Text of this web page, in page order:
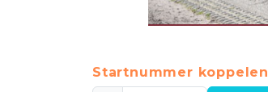
Startnummer koppelen